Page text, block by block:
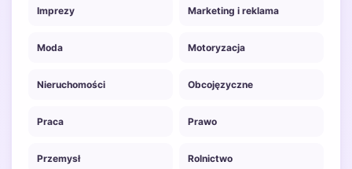
Imprezy Marketing i reklama
Moda Motoryzacja
Nieruchomości Obcojęzyczne
Praca Prawo
Przemysł Rolnictwo